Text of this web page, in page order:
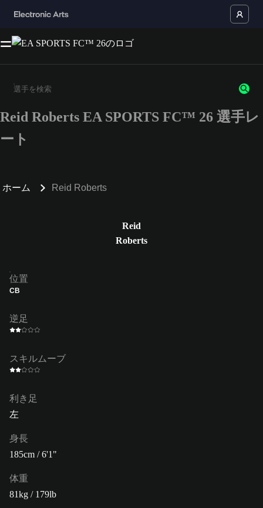
3文字以上の文字または数字を入力してください。
Reid Roberts EA SPORTS FC™ 26 選手レ
ート
ホーム Reid Roberts
Reid
Roberts
位置
CB
逆足
スキルムーブ
利き足
左
身長
185cm / 6'1"
体重
81kg / 179lb